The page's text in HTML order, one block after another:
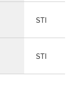
STI
STI